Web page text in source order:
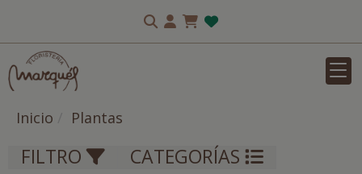
Inicio Plantas
FILTRO
CATEGORÍAS